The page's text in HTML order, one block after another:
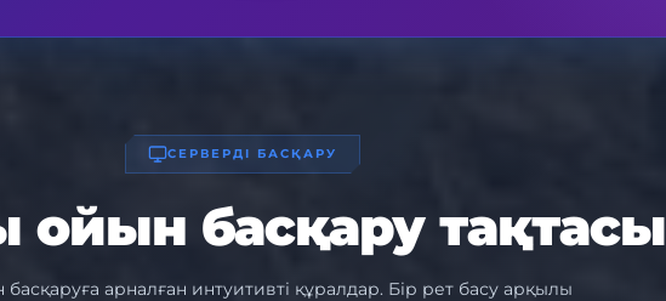
СЕРВЕРДІ БАСҚАРУ
ойын басқару тақтасы
арналған интуитивті құралдар. Бір рет басу арқылы